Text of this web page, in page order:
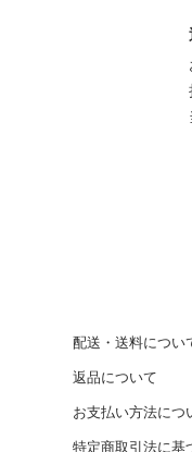
配送・送料につい
返品について
お支払い方法につ
特定商取引法に基